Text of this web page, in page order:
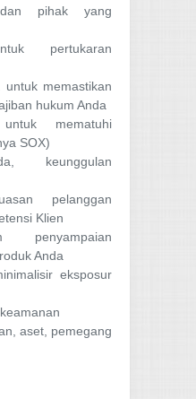
pihak yang
pertukaran
untuk memastikan
hukum Anda
mematuhi
SOX)
keunggulan
pelanggan
Klien
penyampaian
Anda
eksposur
aset, pemegang